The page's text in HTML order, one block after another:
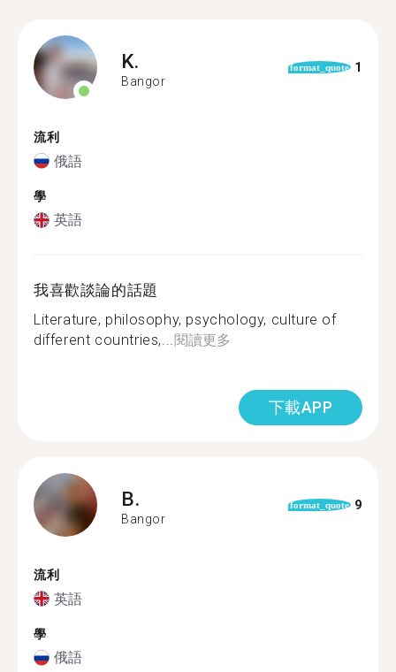
K.
Bangor
format_quote 1
流利
俄語
學
英語
我喜歡談論的話題
Literature, philosophy, psychology, culture of
different countries,...閱讀更多
下載APP
B.
Bangor
format_quote 9
流利
英語
學
俄語